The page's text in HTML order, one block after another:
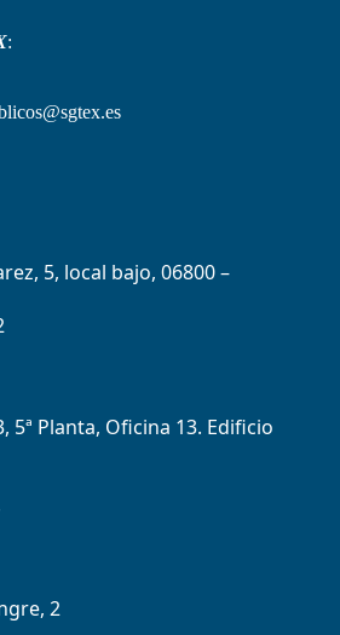
:
5, local bajo, 06800 –
5ª Planta, Oficina 13. Edificio
2